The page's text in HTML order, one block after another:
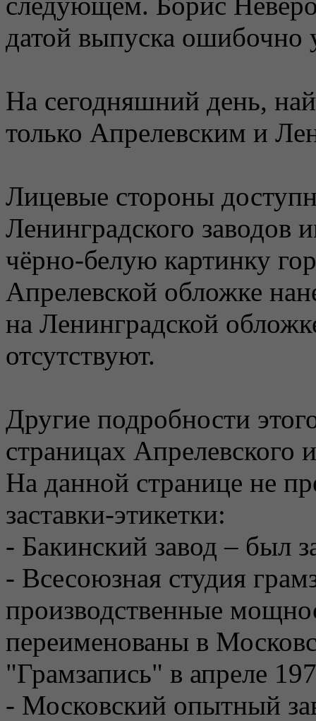
датой выпуска ошибочно
На сегодняшний день,
только Апрелевским и
Лицевые стороны
Ленинградского заводов
чёрно-белую картинку
Апрелевской обложке
на Ленинградской
отсутствуют.
Другие подробности
страницах Апрелевского
На данной странице не
заставки-этикетки:
- Бакинский завод – был
- Всесоюзная студия
производственные
переименованы в
"Грамзапись" в апреле
- Московский опытный